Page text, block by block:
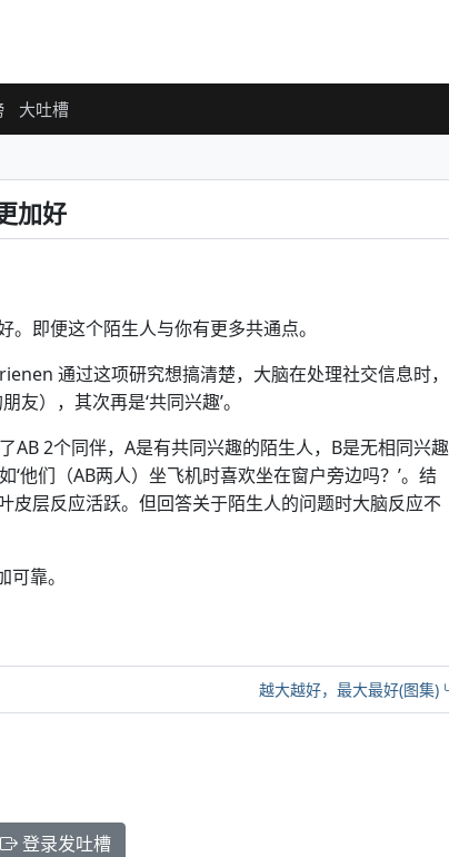
大吐槽
加好
即便这个陌生人与你有更多共通点。
通过这项研究想搞清楚，大脑在处理社交信息时，
友），其次再是‘共同兴趣’。
AB 2个同伴，A是有共同兴趣的陌生人，B是无相同兴趣
他们（AB两人）坐飞机时喜欢坐在窗户旁边吗？’。结
皮层反应活跃。但回答关于陌生人的问题时大脑反应不
靠。
越大越好，最大最好(图集)
登录发吐槽